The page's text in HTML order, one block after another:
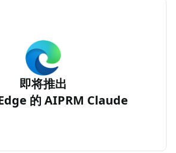
即将推出
的 AIPRM Claude